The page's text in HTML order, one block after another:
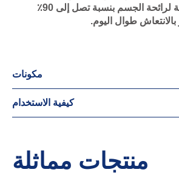
البكتيريا المسببة لرائحة الجسم بنسبة تصل إلى 90٪
طوال اليوم.
مكونات
كيفية الاستخدام
منتجات مماثلة